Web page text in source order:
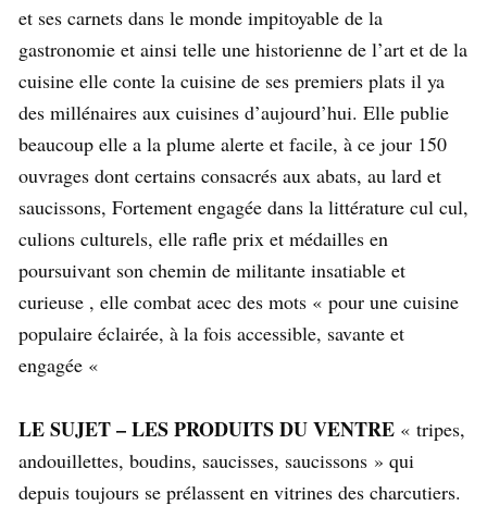
et ses carnets dans le monde impitoyable de la
gastronomie et ainsi telle une historienne de l’art et de la
cuisine elle conte la cuisine de ses premiers plats il ya
des millénaires aux cuisines d’aujourd’hui. Elle publie
beaucoup elle a la plume alerte et facile, à ce jour 150
ouvrages dont certains consacrés aux abats, au lard et
saucissons, Fortement engagée dans la littérature cul cul,
culions culturels, elle rafle prix et médailles en
poursuivant son chemin de militante insatiable et
curieuse , elle combat acec des mots « pour une cuisine
populaire éclairée, à la fois accessible, savante et
engagée «
LE SUJET – LES PRODUITS DU VENTRE « tripes,
andouillettes, boudins, saucisses, saucissons » qui
depuis toujours se prélassent en vitrines des charcutiers.